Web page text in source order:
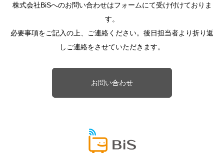
株式会社BiSへのお問い合わせはフォームにて受け付けておりま
す。
必要事項をご記入の上、ご連絡ください。後日担当者より折り返
しご連絡をさせていただきます。
お問い合わせ